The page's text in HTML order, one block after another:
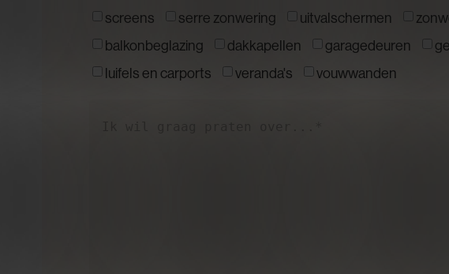
screens
serre zonwering uitvalschermen
balkonbeglazing
dakkapellen garagedeuren
luifels en carports
veranda's
vouwwanden